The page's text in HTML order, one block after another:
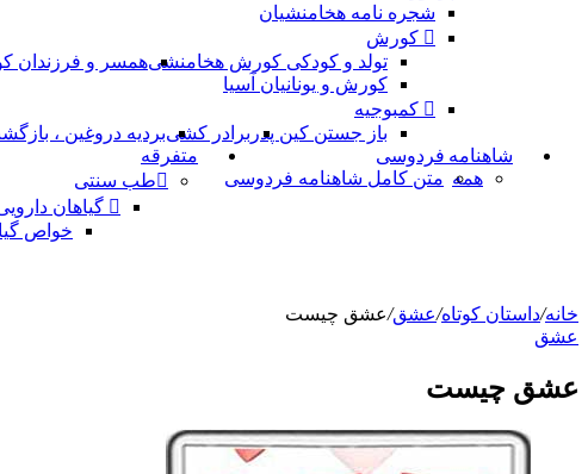
شجره نامه هخامنشیان
کورش
تولد و کودکی کورش هخامنشیهمسر و فرزندان
کورش و یونانیان آسیا
کمبوجیه
باز جستن کین پدر برادر کشیبردیه دروغین ،
شاهنامه فردوسی
همه متن کامل شاهنامه فردوسی
متفرقه
طب سنتی
گیاهان
خواص
خانه/داستان کوتاه/عشق/عشق چیست
عشق
عشق چیست